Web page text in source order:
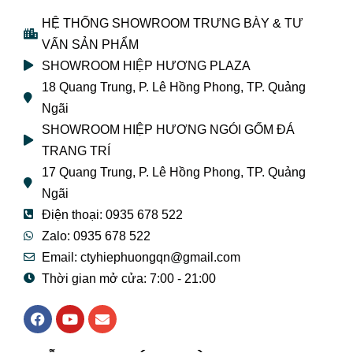
HỆ THỐNG SHOWROOM TRƯNG BÀY & TƯ
VẤN SẢN PHẨM
SHOWROOM HIỆP HƯƠNG PLAZA
18 Quang Trung, P. Lê Hồng Phong, TP. Quảng
Ngãi
SHOWROOM HIỆP HƯƠNG NGÓI GỐM ĐÁ
TRANG TRÍ
17 Quang Trung, P. Lê Hồng Phong, TP. Quảng
Ngãi
Điện thoại: 0935 678 522
Zalo: 0935 678 522
Email: ctyhiephuongqn@gmail.com
Thời gian mở cửa: 7:00 - 21:00
F
a
Y
o
E
n